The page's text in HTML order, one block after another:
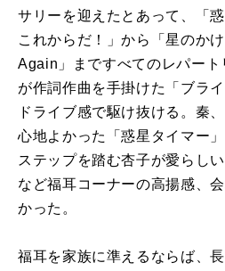
サリーを迎えたとあって、「
これからだ！」から「星のか
Again」まですべてのレパート
が作詞作曲を手掛けた「ブラ
ドライブ感で駆け抜ける。秦
心地よかった「惑星タイマー
ステップを踏む杏子が愛らし
など福耳コーナーの高揚感、
かった。
福耳を家族に準えるならば、